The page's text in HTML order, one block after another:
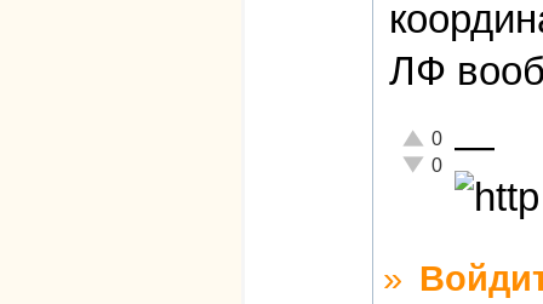
ЛФ
Отлично!
0
Неадекватно!
0 —
»